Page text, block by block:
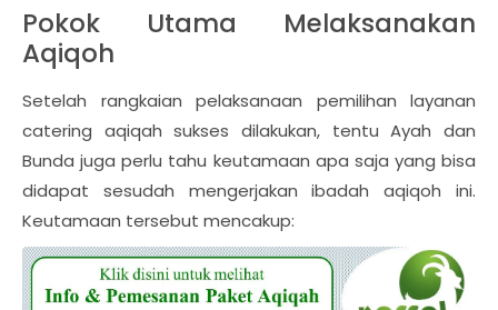
Pokok Utama Melaksanakan
Aqiqoh
Setelah rangkaian pelaksanaan pemilihan layanan
catering aqiqah sukses dilakukan, tentu Ayah dan
Bunda juga perlu tahu keutamaan apa saja yang bisa
didapat sesudah mengerjakan ibadah aqiqoh ini.
Keutamaan tersebut mencakup: